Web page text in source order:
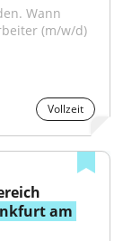
Wann
Vollzeit
am